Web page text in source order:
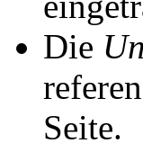
Die
Seite.